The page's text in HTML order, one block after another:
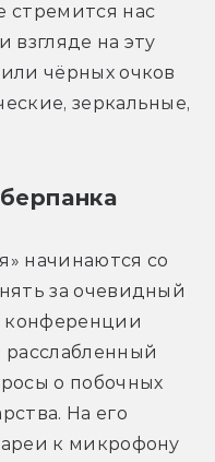
стремится нас
взгляде на эту
чёрных очков
зеркальные,
начинаются со
за очевидный
конференции
о побочных
На его
к микрофону